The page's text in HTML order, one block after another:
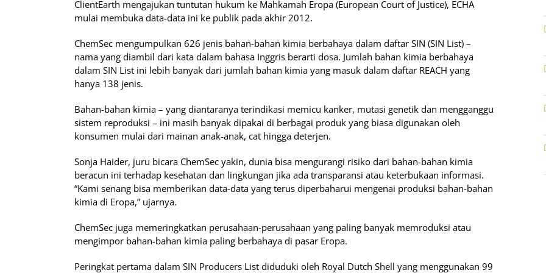
ClientEarth mengajukan tuntutan hukum ke Mahkamah Eropa (European Court of Justice), ECHA
mulai membuka data-data ini ke publik pada akhir 2012.
ChemSec mengumpulkan 626 jenis bahan-bahan kimia berbahaya dalam daftar SIN (SIN List) –
nama yang diambil dari kata dalam bahasa Inggris berarti dosa. Jumlah bahan kimia berbahaya
dalam SIN List ini lebih banyak dari jumlah bahan kimia yang masuk dalam daftar REACH yang
hanya 138 jenis.
Bahan-bahan kimia – yang diantaranya terindikasi memicu kanker, mutasi genetik dan mengganggu
sistem reproduksi – ini masih banyak dipakai di berbagai produk yang biasa digunakan oleh
konsumen mulai dari mainan anak-anak, cat hingga deterjen.
Sonja Haider, juru bicara ChemSec yakin, dunia bisa mengurangi risiko dari bahan-bahan kimia
beracun ini terhadap kesehatan dan lingkungan jika ada transparansi atau keterbukaan informasi.
“Kami senang bisa memberikan data-data yang terus diperbaharui mengenai produksi bahan-bahan
kimia di Eropa,” ujarnya.
ChemSec juga memeringkatkan perusahaan-perusahaan yang paling banyak memroduksi atau
mengimpor bahan-bahan kimia paling berbahaya di pasar Eropa.
Peringkat pertama dalam SIN Producers List diduduki oleh Royal Dutch Shell yang menggunakan 99